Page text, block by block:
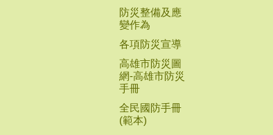
防災整備及應
變作為
各項防災宣導
高雄市防災圖
網-高雄市防災
手冊
全民國防手冊
(範本)